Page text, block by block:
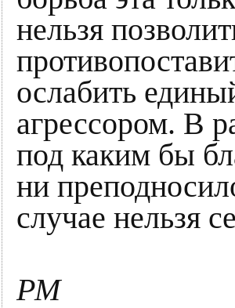
нельзя
ослабить
агрессором. В
под каким бы
ни
случае нельзя
РМ